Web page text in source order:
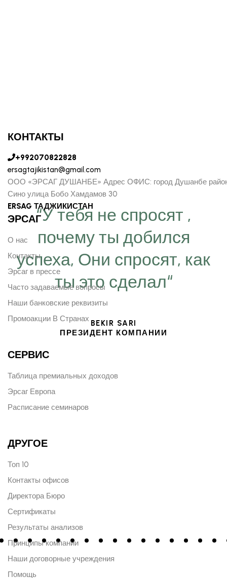
“У тебя не спросят ,
почему ты добился
успеха, Они спросят, как
ты это сделал“
BEKIR SARI
ПРЕЗИДЕНТ КОМПАНИИ
КОНТАКТЫ
+992070822828
ersagtajikistan@gmail.com
ООО «ЭРСАГ ДУШАНБЕ» Адрес ОФИС: город Душанбе
Сино улица Бобо Хамдамов 30
ERSAG ТАДЖИКИСТАН
ЭРСАГ
О нас
Контакты
Эрсаг в прессе
Часто задаваемые вопросы
Наши банковские реквизиты
Промоакции В Странах
СЕРВИС
Таблица премиальных доходов
Эрсаг Европа
Расписание семинаров
ДРУГОЕ
Топ 10
Контакты офисов
Директора Бюро
Сертификаты
Результаты анализов
Принципы компании
Наши договорные учреждения
Помощь